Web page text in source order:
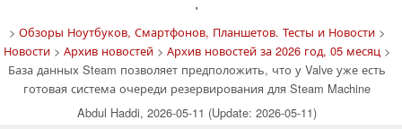
'
> Обзоры Ноутбуков, Смартфонов, Планшетов. Тесты и Новости>
Новости> Архив новостей> Архив новостей за 2026 год, 05 месяц >
База данных Steam позволяет предположить, что у Valve уже есть
готовая система очереди резервирования для Steam Machine
Abdul Haddi, 2026-05-11 (Update: 2026-05-11)